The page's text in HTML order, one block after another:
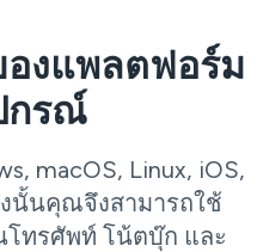
งแพลตฟอร์ม
กรณ์
macOS, Linux, iOS,
งนั้นคุณจึงสามารถใช้
โทรศัพท์ โน้ตบุ๊ก และ